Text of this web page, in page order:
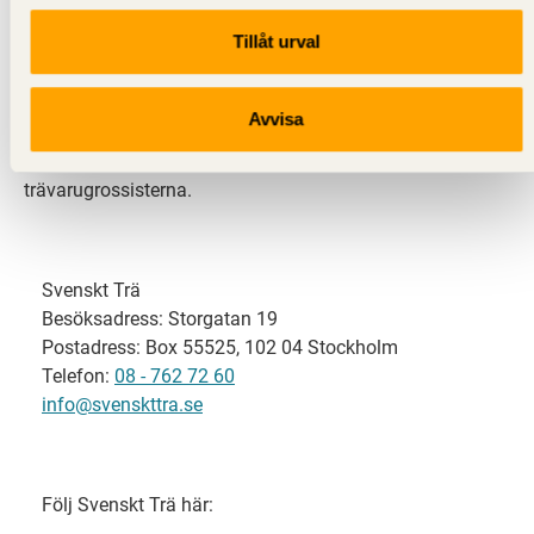
Tillåt urval
Avvisa
Svenskt Trä representerar svensk sågverksindustri
och är en del av branschorganisationen
svensk limträ-, KL-trä- och förpackningsindustri samt
trävarugrossisterna.
Svenskt Trä
Besöksadress: Storgatan 19
Postadress: Box 55525, 102 04 Stockholm
Telefon: 08 - 762 72 60
info@svenskttra.se
Följ Svenskt Trä här: